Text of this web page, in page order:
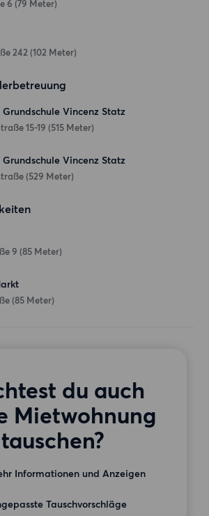
6 (79 Meter)
242 (102 Meter)
Vincenz Statz
15-19 (515 Meter)
Vincenz Statz
(529 Meter)
9 (85 Meter)
(85 Meter)
du auch
Mietwohnung
tauschen?
Informationen und Anzeigen
Tauschvorschläge